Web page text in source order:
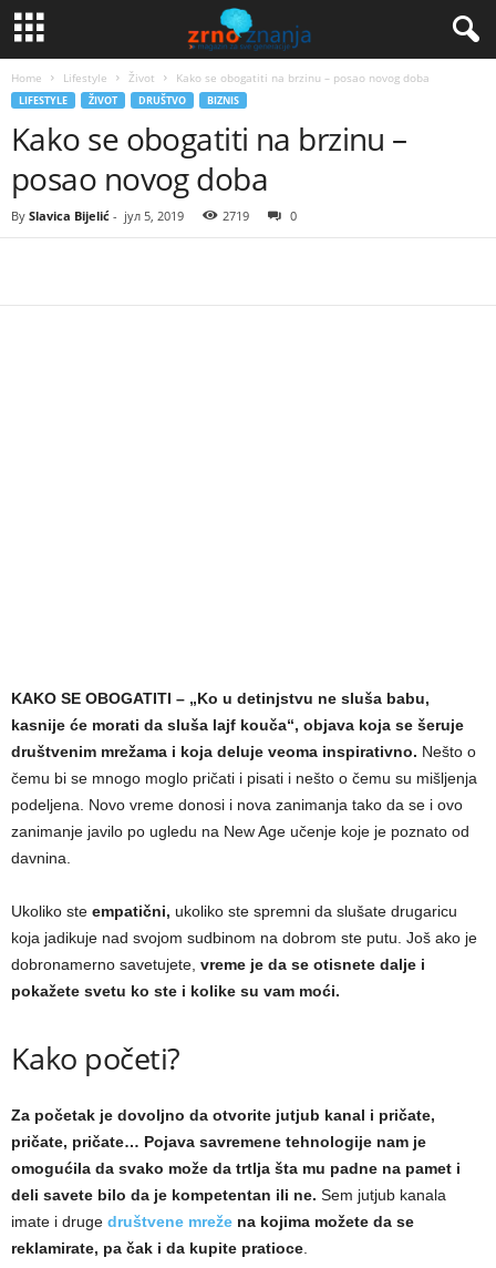
Home Lifestyle Život Kako se obogatiti na brzinu – posao novog doba
LIFESTYLE ŽIVOT DRUŠTVO BIZNIS
Kako se obogatiti na brzinu –
posao novog doba
By Slavica Bijelić - јул 5, 2019 2719 0
KAKO SE OBOGATITI – „Ko u detinjstvu ne sluša babu,
kasnije će morati da sluša lajf kouča“, objava koja se šeruje
društvenim mrežama i koja deluje veoma inspirativno. Nešto o
čemu bi se mnogo moglo pričati i pisati i nešto o čemu su mišljenja
podeljena. Novo vreme donosi i nova zanimanja tako da se i ovo
zanimanje javilo po ugledu na New Age učenje koje je poznato od
davnina.
Ukoliko ste empatični, ukoliko ste spremni da slušate drugaricu
koja jadikuje nad svojom sudbinom na dobrom ste putu. Još ako je
dobronamerno savetujete, vreme je da se otisnete dalje i
pokažete svetu ko ste i kolike su vam moći.
Kako početi?
Za početak je dovoljno da otvorite jutjub kanal i pričate,
pričate, pričate… Pojava savremene tehnologije nam je
omogućila da svako može da trtlja šta mu padne na pamet i
deli savete bilo da je kompetentan ili ne. Sem jutjub kanala
imate i druge društvene mreže na kojima možete da se
reklamirate, pa čak i da kupite pratioce